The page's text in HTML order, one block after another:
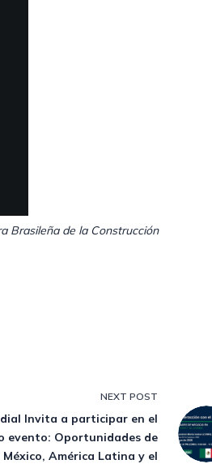
Brasileña de la Construcción
NEXT POST
Invita a participar en el
evento: Oportunidades de
México, América Latina y el